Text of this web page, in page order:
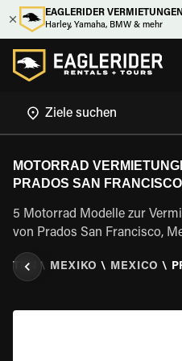
EAGLERIDER
Harley, Yamaha, BMW & mehr
MOTORRAD
PRADOS SAN
5 Motorrad Modelle zur
von Prados San Francisco,
\ MEXIKO \ MEXICO \